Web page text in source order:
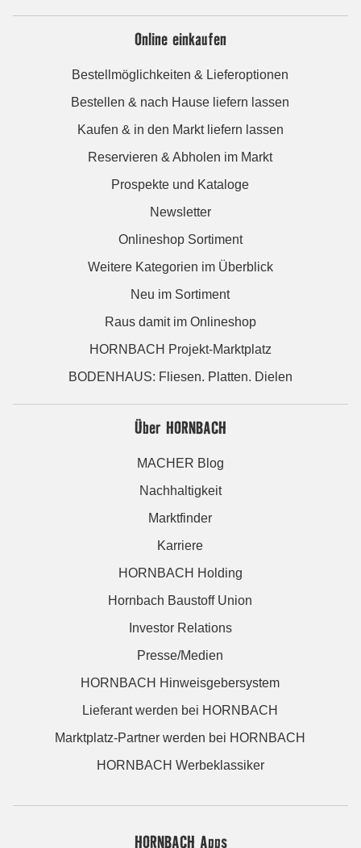
Online einkaufen
Bestellmöglichkeiten & Lieferoptionen
Bestellen & nach Hause liefern lassen
Kaufen & in den Markt liefern lassen
Reservieren & Abholen im Markt
Prospekte und Kataloge
Newsletter
Onlineshop Sortiment
Weitere Kategorien im Überblick
Neu im Sortiment
Raus damit im Onlineshop
HORNBACH Projekt-Marktplatz
BODENHAUS: Fliesen. Platten. Dielen
Über HORNBACH
MACHER Blog
Nachhaltigkeit
Marktfinder
Karriere
HORNBACH Holding
Hornbach Baustoff Union
Investor Relations
Presse/Medien
HORNBACH Hinweisgebersystem
Lieferant werden bei HORNBACH
Marktplatz-Partner werden bei HORNBACH
HORNBACH Werbeklassiker
HORNBACH Apps